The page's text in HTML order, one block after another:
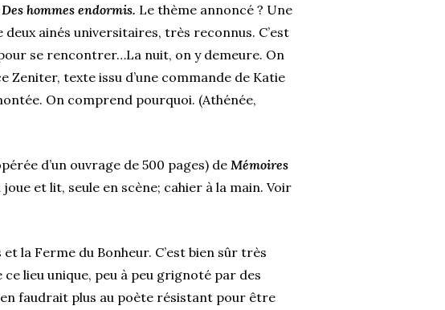
Des hommes endormis. Le thème annoncé ? Une
ainés universitaires, très reconnus. C’est
se rencontrer…La nuit, on y demeure. On
texte issu d’une commande de Katie
On comprend pourquoi. (Athénée,
d’un ouvrage de 500 pages) de Mémoires
et lit, seule en scène; cahier à la main. Voir
la Ferme du Bonheur. C’est bien sûr très
lieu unique, peu à peu grignoté par des
faudrait plus au poète résistant pour être